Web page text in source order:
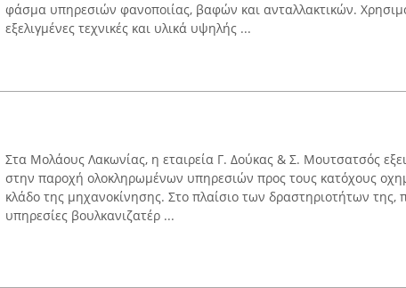
φάσμα υπηρεσιών φανοποιίας, βαφών και ανταλλακτικών.
εξελιγμένες τεχνικές και υλικά υψηλής ...
Στα Μολάους Λακωνίας, η εταιρεία Γ. Δούκας & Σ. Μουτσατσός
στην παροχή ολοκληρωμένων υπηρεσιών προς τους κατόχους
κλάδο της μηχανοκίνησης. Στο πλαίσιο των δραστηριοτήτων της,
υπηρεσίες βουλκανιζατέρ ...